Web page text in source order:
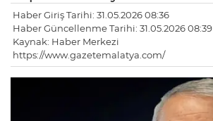
Haber Giriş Tarihi: 31.05.2026 08:36
Haber Güncellenme Tarihi: 31.05.2026 08:39
Kaynak: Haber Merkezi
https://www.gazetemalatya.com/